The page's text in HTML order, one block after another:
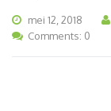
mei 12, 2018
Comments: 0